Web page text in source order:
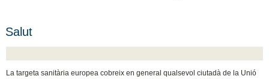
Salut
La targeta sanitària europea cobreix en general qualsevol ciutadà de la Unió